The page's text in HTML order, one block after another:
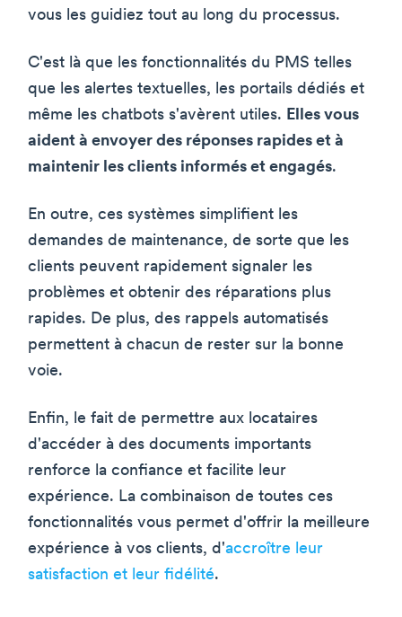
vous les guidiez tout au long du processus.
C'est là que les fonctionnalités du PMS telles
que les alertes textuelles, les portails dédiés et
même les chatbots s'avèrent utiles. Elles vous
aident à envoyer des réponses rapides et à
maintenir les clients informés et engagés.
En outre, ces systèmes simplifient les
demandes de maintenance, de sorte que les
clients peuvent rapidement signaler les
problèmes et obtenir des réparations plus
rapides. De plus, des rappels automatisés
permettent à chacun de rester sur la bonne
voie.
Enfin, le fait de permettre aux locataires
d'accéder à des documents importants
renforce la confiance et facilite leur
expérience. La combinaison de toutes ces
fonctionnalités vous permet d'offrir la meilleure
expérience à vos clients, d'accroître leur
satisfaction et leur fidélité.